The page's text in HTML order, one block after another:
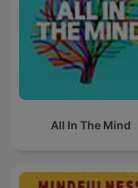
All In The Mind